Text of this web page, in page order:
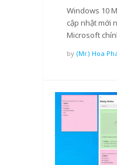
Windows 10
cập nhật mới
Microsoft
by (Mr.) Hoa